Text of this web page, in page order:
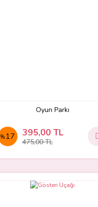
Oyun Parkı
% 17 395,00 TL
475,00 TL